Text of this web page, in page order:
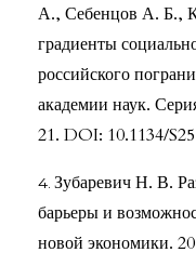
А., Себенцов А. Б.,
градиенты
российского
академии наук.
21. DOI: 10.1134/
Зубаревич Н. В.
барьеры и
новой экономики.